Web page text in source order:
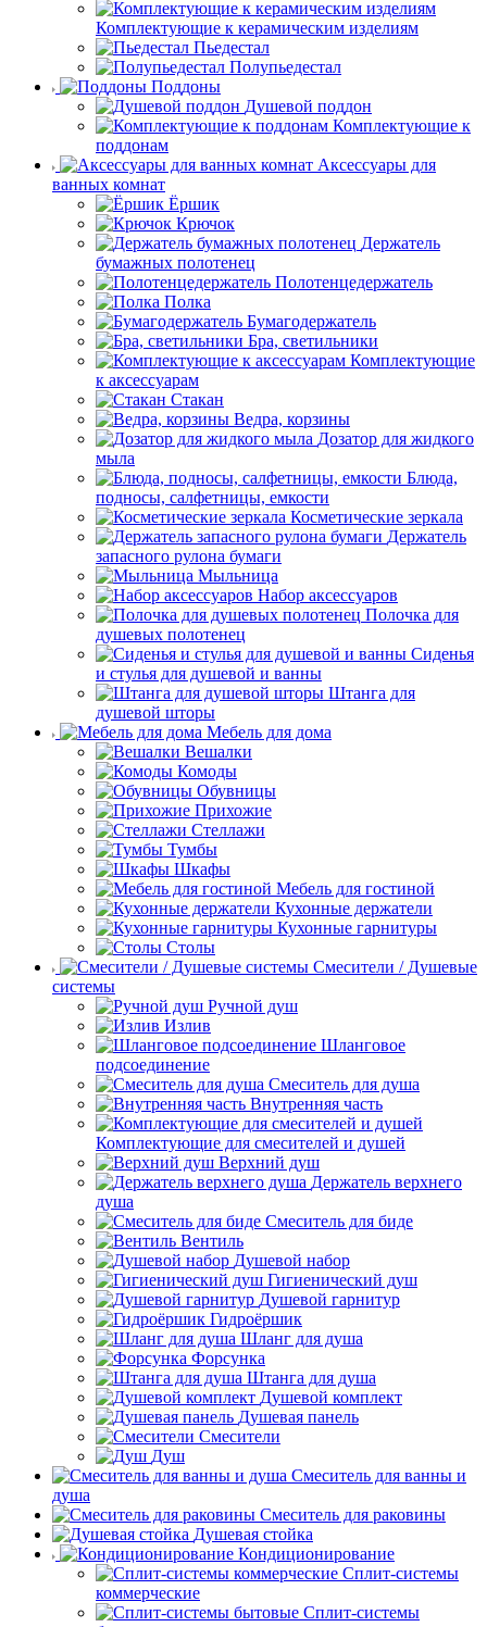
Комплектующие к керамическим изделиям
Пьедестал
Полупьедестал
Поддоны
Душевой поддон
Комплектующие к
поддонам
Аксессуары для
ванных комнат
Ёршик
Крючок
Держатель
бумажных полотенец
Полотенцедержатель
Полка
Бумагодержатель
Бра, светильники
Комплектующие
к аксессуарам
Стакан
Ведра, корзины
Дозатор для жидкого
мыла
Блюда,
подносы, салфетницы, емкости
Косметические зеркала
Держатель
запасного рулона бумаги
Мыльница
Набор аксессуаров
Полочка для
душевых полотенец
Сиденья
и стулья для душевой и ванны
Штанга для
душевой шторы
Мебель для дома
Вешалки
Комоды
Обувницы
Прихожие
Стеллажи
Тумбы
Шкафы
Мебель для гостиной
Кухонные держатели
Кухонные гарнитуры
Столы
Смесители / Душевые
системы
Ручной душ
Излив
Шланговое
подсоединение
Смеситель для душа
Внутренняя часть
Комплектующие для смесителей и душей
Верхний душ
Держатель верхнего
душа
Смеситель для биде
Вентиль
Душевой набор
Гигиенический душ
Душевой гарнитур
Гидроёршик
Шланг для душа
Форсунка
Штанга для душа
Душевой комплект
Душевая панель
Смесители
Душ
Смеситель для ванны и
душа
Смеситель для раковины
Душевая стойка
Кондиционирование
Сплит-системы
коммерческие
Сплит-системы